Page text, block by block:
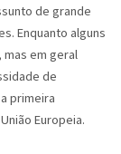
de grande
Enquanto alguns
em geral
de
primeira
Europeia.